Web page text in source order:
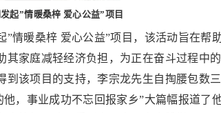
起”情暖桑梓 爱心公益”项目
情暖桑梓 爱心公益”项目，该活动旨在帮
家庭减轻经济负担，为正在奋斗过程中
该项目的支持，李宗龙先生自掏腰包数
，事业成功不忘回报家乡”大篇幅报道了